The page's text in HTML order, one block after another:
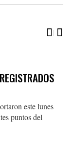
este lunes
puntos del